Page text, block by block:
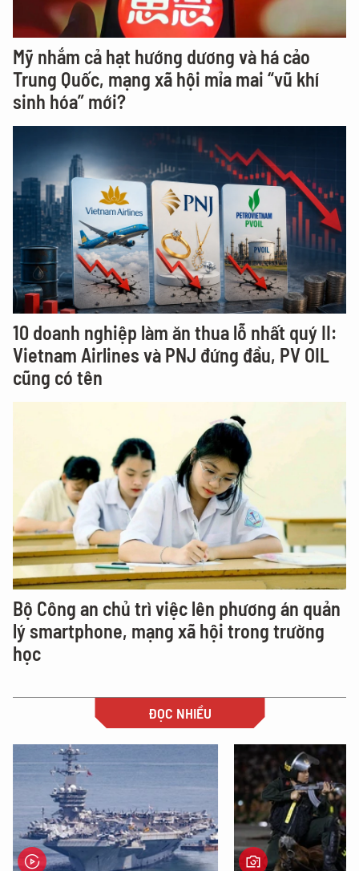
Mỹ nhắm cả hạt hướng dương và há cảo
Trung Quốc, mạng xã hội mỉa mai “vũ khí
sinh hóa” mới?
10 doanh nghiệp làm ăn thua lỗ nhất quý II:
Vietnam Airlines và PNJ đứng đầu, PV OIL
cũng có tên
Bộ Công an chủ trì việc lên phương án quản
lý smartphone, mạng xã hội trong trường
học
ĐỌC NHIỀU